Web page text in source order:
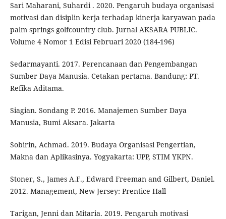
Sari Maharani, Suhardi . 2020. Pengaruh budaya organisasi
motivasi dan disiplin kerja terhadap kinerja karyawan pada
palm springs golfcountry club. Jurnal AKSARA PUBLIC.
Volume 4 Nomor 1 Edisi Februari 2020 (184-196)
Sedarmayanti. 2017. Perencanaan dan Pengembangan
Sumber Daya Manusia. Cetakan pertama. Bandung: PT.
Refika Aditama.
Siagian. Sondang P. 2016. Manajemen Sumber Daya
Manusia, Bumi Aksara. Jakarta
Sobirin, Achmad. 2019. Budaya Organisasi Pengertian,
Makna dan Aplikasinya. Yogyakarta: UPP, STIM YKPN.
Stoner, S., James A.F., Edward Freeman and Gilbert, Daniel.
2012. Management, New Jersey: Prentice Hall
Tarigan, Jenni dan Mitaria. 2019. Pengaruh motivasi